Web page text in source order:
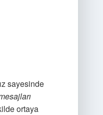
sayesinde
ortaya